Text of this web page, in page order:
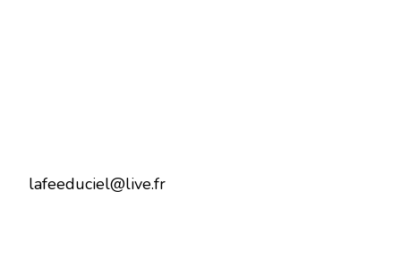
lafeeduciel@live.fr